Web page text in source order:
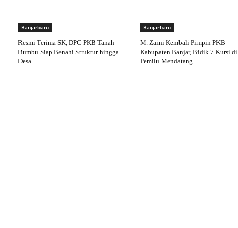
Banjarbaru
Resmi Terima SK, DPC PKB Tanah
Bumbu Siap Benahi Struktur hingga
Desa
Banjarbaru
M. Zaini Kembali Pimpin PKB
Kabupaten Banjar, Bidik 7 Kursi di
Pemilu Mendatang